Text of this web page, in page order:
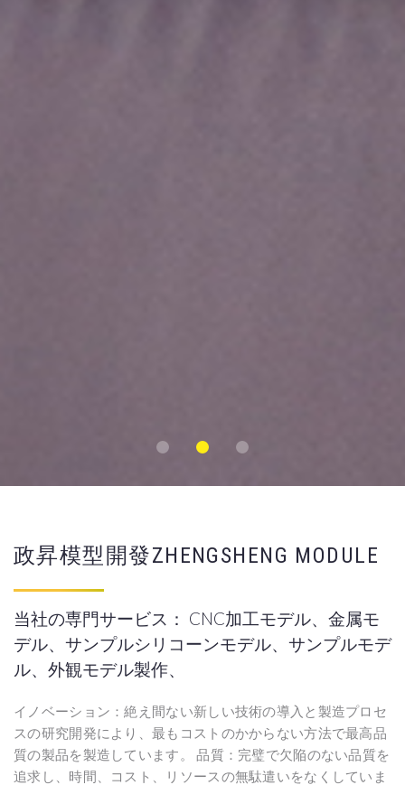
政昇模型開發ZHENGSHENG MODULE
当社の専門サービス： CNC加工モデル、金属モ
デル、サンプルシリコーンモデル、サンプルモデ
ル、外観モデル製作、
イノベーション：絶え間ない新しい技術の導入と製造プロセ
スの研究開発により、最もコストのかからない方法で最高品
質の製品を製造しています。 品質：完璧で欠陥のない品質を
追求し、時間、コスト、リソースの無駄遣いをなくしていま